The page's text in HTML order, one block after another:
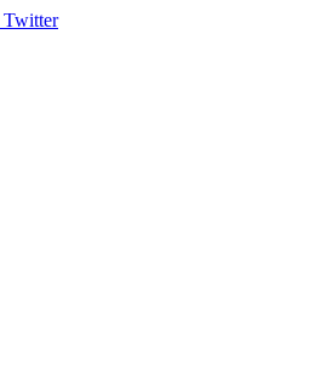
Twitter